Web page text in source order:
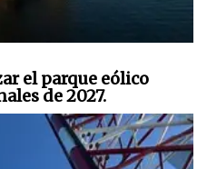
el parque eólico
de 2027.